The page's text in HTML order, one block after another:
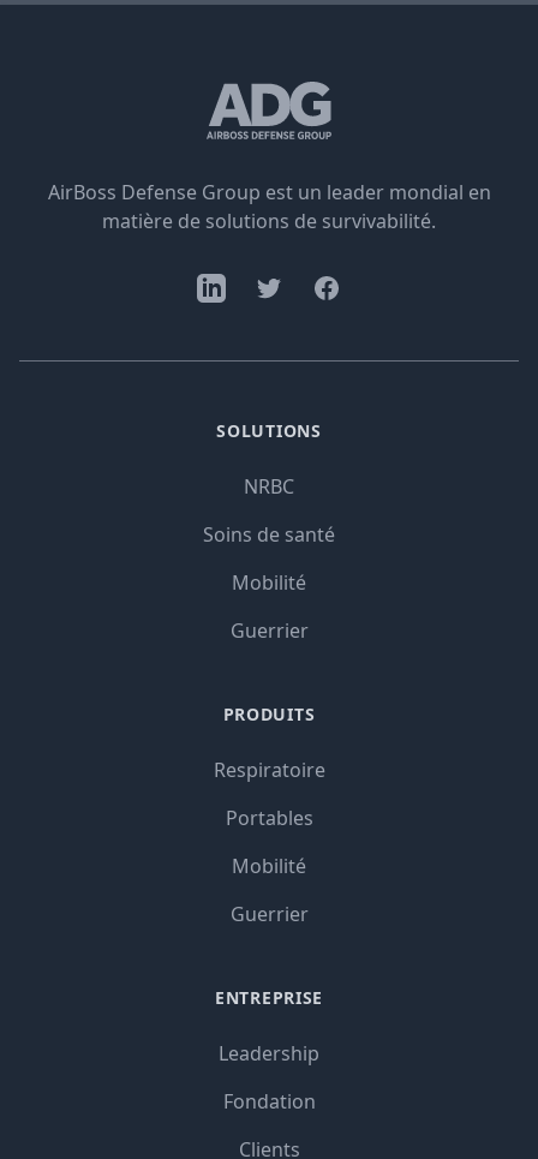
AirBoss Defense Group est un leader mondial en
matière de solutions de survivabilité.
SOLUTIONS
NRBC
Soins de santé
Mobilité
Guerrier
PRODUITS
Respiratoire
Portables
Mobilité
Guerrier
ENTREPRISE
Leadership
Fondation
Clients